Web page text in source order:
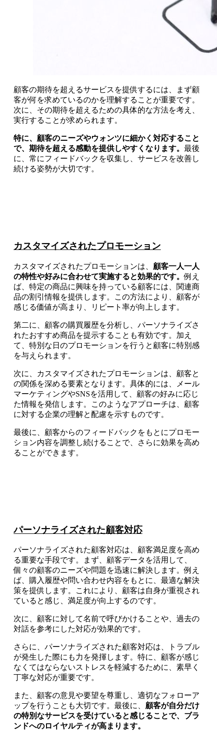
顧客の期待を超えるサービスを提供するには、まず顧
客が何を求めているのかを理解することが重要です。
次に、その期待を超えるための具体的な方法を考え、
実行することが求められます。
特に、顧客のニーズやウォンツに細かく対応すること
で、期待を超える感動を提供しやすくなります。 最後
に、常にフィードバックを収集し、サービスを改善し
続ける姿勢が大切です。
カスタマイズされたプロモーション
カスタマイズされたプロモーションは、 顧客一人一人
の特性や好みに合わせて実施すると効果的です。例え
ば、特定の商品に興味を持っている顧客には、関連商
品の割引情報を提供します。この方法により、顧客が
感じる価値が高まり、リピート率が向上します。
第二に、顧客の購買履歴を分析し、パーソナライズさ
れたおすすめ商品を提示することも有効です。加え
て、特別な日のプロモーションを行うと顧客に特別感
を与えられます。
次に、カスタマイズされたプロモーションは、顧客と
の関係を深める要素となります。具体的には、メール
マーケティングやSNSを活用して、顧客の好みに応じ
た情報を発信します。このようなアプローチは、顧客
に対する企業の理解と配慮を示すものです。
最後に、顧客からのフィードバックをもとにプロモー
ション内容を調整し続けることで、さらに効果を高め
ることができます。
パーソナライズされた顧客対応
パーソナライズされた顧客対応は、顧客満足度を高め
る重要な手段です。まず、顧客データを活用して、
個々の顧客のニーズや問題を迅速に解決します。例え
ば、購入履歴や問い合わせ内容をもとに、最適な解決
策を提供します。これにより、顧客は自身が重視され
ていると感じ、満足度が向上するのです。
次に、顧客に対して名前で呼びかけることや、過去の
対話を参考にした対応が効果的です。
さらに、パーソナライズされた顧客対応は、トラブル
が発生した際にも力を発揮します。特に、顧客が感じ
なくてはならないストレスを軽減するために、素早く
丁寧な対応が重要です。
また、顧客の意見や要望を尊重し、適切なフォローア
ップを行うことも大切です。最後に、 顧客が自分だけ
の特別なサービスを受けていると感じることで、ブラ
ンドへのロイヤルティが高まります。